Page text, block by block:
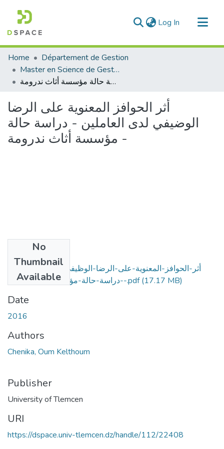
Log In (current)
Communities & Collections
All of DSpace
Statistics
Home
Département de Gestion
Master en Science de Gestion
أثر الحوافز المعنوية على الرضا الوضيفي لدى العاملين - دراسة حالة مؤسسة أثاث ندرومة -
أثر الحوافز المعنوية على الرضا
الوضيفي لدى العاملين - دراسة حالة
مؤسسة أثاث ندرومة -
No
Thumbnail
Available
أثر-الحوافز-المعنوية-على-الرضا-الوظيفي-لدى-العاملين---
دراسة-حالة-مؤسسة-أثاث-ندرومة--.pdf(17.17 MB)
Date
2016
Authors
Chenika, Oum Kelthoum
Publisher
University of Tlemcen
URI
https://dspace.univ-tlemcen.dz/handle/112/22408